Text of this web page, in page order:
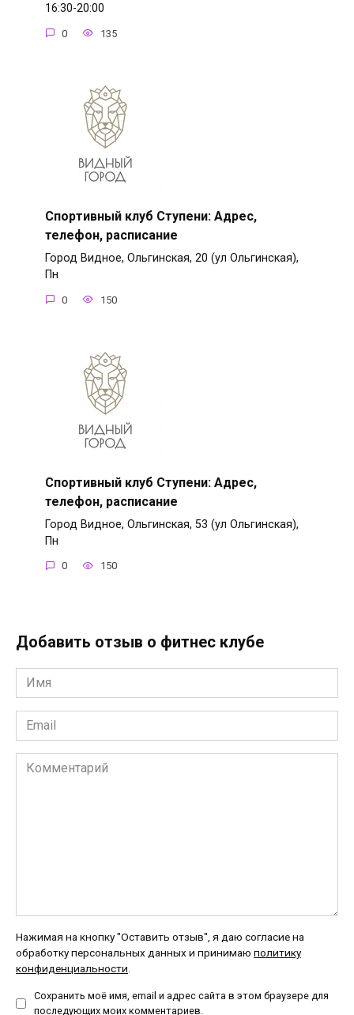
16:30-20:00
0 135
Спортивный клуб Ступени: Адрес,
телефон, расписание
Город Видное, Ольгинская, 20 (ул Ольгинская),
Пн
0 150
Спортивный клуб Ступени: Адрес,
телефон, расписание
Город Видное, Ольгинская, 53 (ул Ольгинская),
Пн
0 150
Добавить отзыв о фитнес клубе
Имя
*
Email
*
Комментарий
Нажимая на кнопку "Оставить отзыв", я даю согласие на
обработку персональных данных и принимаю политику
конфиденциальности.
Сохранить моё имя, email и адрес сайта в этом браузере для
последующих моих комментариев.